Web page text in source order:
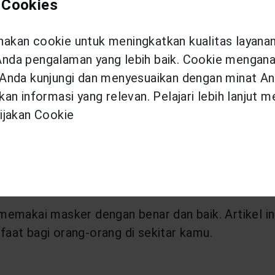
dan pastikan tidak ada celah antara wajah
Jika kamu tidak sengaja
mengganti dengan masker yang baru.
depan dan sentuh lah bagian belakang
sampah.
gunakan
masker dengan benar dan baik. Artikel
bagi orang-orang di sekitar kamu.
cookie untuk meningkatkan kualitas
pengalaman yang lebih baik. Cookie
kunjungi dan menyesuaikan dengan minat
informasi yang relevan. Pelajari lebih lanjut
Cookie